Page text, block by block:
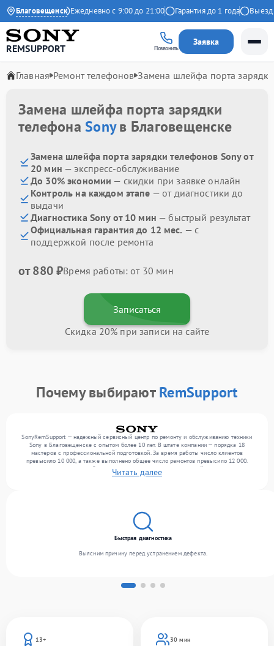
Благовещенск
4.9 на Яндекс Ежедневно с 9:00 до 21:00 Гарантия до 1 года Выезд
REMSUPPORT Позвонить
Заявка
Главная Ремонт телефонов Замена шлейфа порта зарядки
Замена шлейфа порта зарядки
телефонаSonyв Благовещенске
Замена шлейфа порта зарядки телефонов Sony от
20 мин — экспресс-обслуживание
До 30% экономии — скидки при заявке онлайн
Контроль на каждом этапе — от диагностики до
выдачи
Диагностика Sony от 10 мин — быстрый результат
Официальная гарантия до 12 мес. — с
поддержкой после ремонта
от 880 ₽Время работы: от 30 мин
Записаться
Скидка 20% при записи на сайте
Почему выбираютRemSupport
SonyRemSupport — надежный сервисный центр по ремонту и обслуживанию техники
Sony в Благовещенске с опытом более 10 лет. В штате компании — порядка 18
мастеров с профессиональной подготовкой. За время работы число клиентов
превысило 10 000, а также выполнено общее число ремонтов превысило 12 000.
Ежемесячно в сервисный центр поступает более 300 обращений, включая , , . Мы
беремся за задачи любой сложности и гарантируем высокое качество обслуживания
Читать далее
13+
30 мин
Быстрая диагностика
Выясним причину перед устранением дефекта.